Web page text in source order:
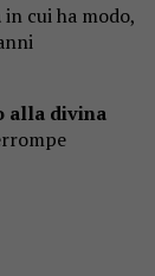
in cui ha modo,
alla divina